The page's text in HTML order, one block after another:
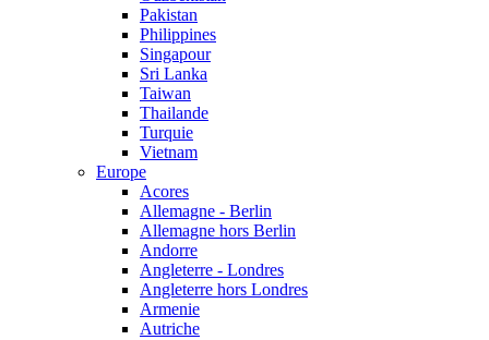
Pakistan
Philippines
Singapour
Sri Lanka
Taiwan
Thailande
Turquie
Vietnam
Europe
Acores
Allemagne - Berlin
Allemagne hors Berlin
Andorre
Angleterre - Londres
Angleterre hors Londres
Armenie
Autriche